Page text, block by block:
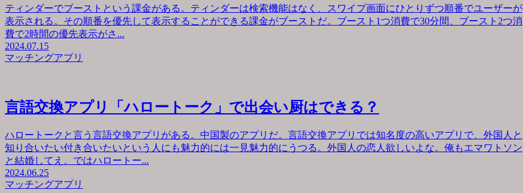
ティンダーでブーストという課金がある。ティンダーは検索機能はなく、スワイプ画面にひとりずつ順番でユーザーが
表示される。その順番を優先して表示することができる課金がブーストだ。ブースト1つ消費で30分間、ブースト2つ消
費で2時間の優先表示がさ...
2024.07.15
マッチングアプリ
言語交換アプリ「ハロートーク」で出会い厨はできる？
ハロートークと言う言語交換アプリがある。中国製のアプリだ。言語交換アプリでは知名度の高いアプリで、外国人と
知り合いたい付き合いたいという人にも魅力的には一見魅力的にうつる。外国人の恋人欲しいよな。俺もエマワトソン
と結婚してえ。ではハロートー...
2024.06.25
マッチングアプリ